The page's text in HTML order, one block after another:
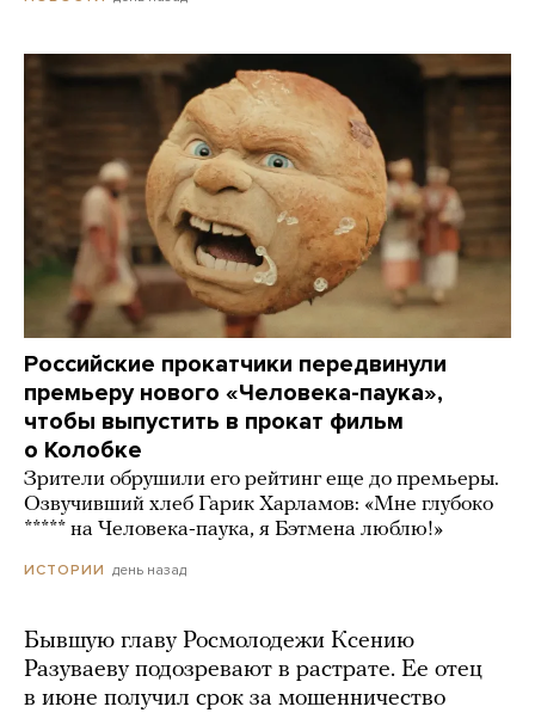
Российские прокатчики передвинули
премьеру нового «Человека-паука»,
чтобы выпустить в прокат фильм
о Колобке
Зрители обрушили его рейтинг еще до премьеры.
Озвучивший хлеб Гарик Харламов: «Мне глубоко
***** на Человека-паука, я Бэтмена люблю!»
ИСТОРИИ день назад
Бывшую главу Росмолодежи Ксению
Разуваеву подозревают в растрате. Ее отец
в июне получил срок за мошенничество